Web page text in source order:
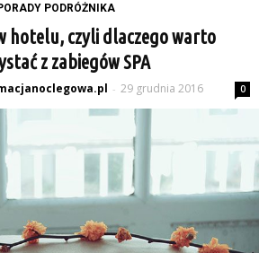
PODRÓŻNIKA
hotelu, czyli dlaczego warto
z zabiegów SPA
- 29 grudnia 2016 0